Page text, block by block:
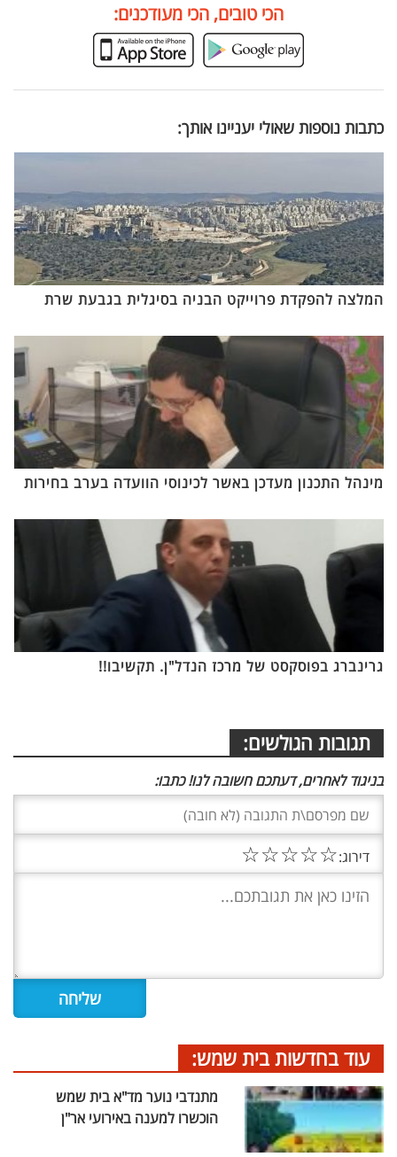
הכי טובים, הכי מעודכנים:
כתבות נוספות שאולי יעניינו אותך:
המלצה להפקדת פרוייקט הבניה בסיגלית בגבעת שרת
מינהל התכנון מעדכן באשר לכינוסי הוועדה בערב בחירות
גרינברג בפוסקסט של מרכז הנדל"ן. תקשיבו!!
תגובות הגולשים:
בניגוד לאחרים, דעתכם חשובה לנו! כתבו:
דירוג:☆
☆
☆
☆
☆
עוד בחדשות בית שמש:
מתנדבי נוער מד"א בית שמש
הוכשרו למענה באירועי אר"ן